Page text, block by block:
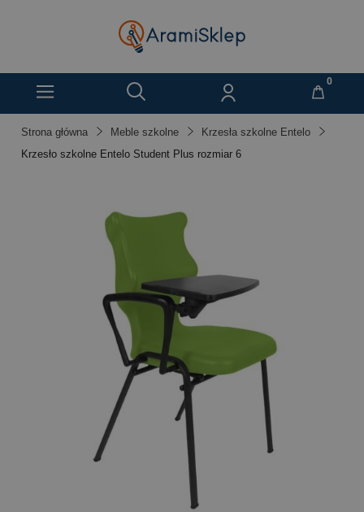
Strona główna Meble szkolne
Krzesła szkolne Entelo
Krzesło szkolne Entelo Student Plus rozmiar 6